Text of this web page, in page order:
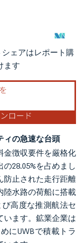
の表示が必要です。
ェアはレポート購
ます
ィの急速な台頭
金徴収要件を厳格化
28.05%を占めまし
防止された走行距離
陸水路の荷船に搭載
び高度な推測航法セ
います。鉱業企業は
にUWBで積載トラ